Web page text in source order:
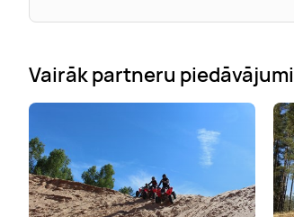
Vairāk partneru piedāvājumi